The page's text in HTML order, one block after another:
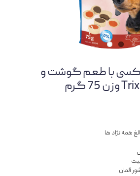
با طعم گوشت و
همه نژاد ها
آلمان